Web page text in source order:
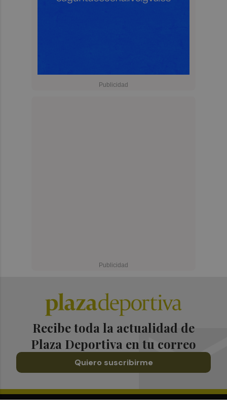
Recibe toda la actualidad de
Plaza Deportiva en tu correo
Quiero suscribirme